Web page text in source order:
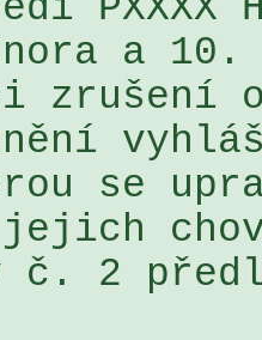
PXXXX
a 10.
zrušení
se
jejich
2